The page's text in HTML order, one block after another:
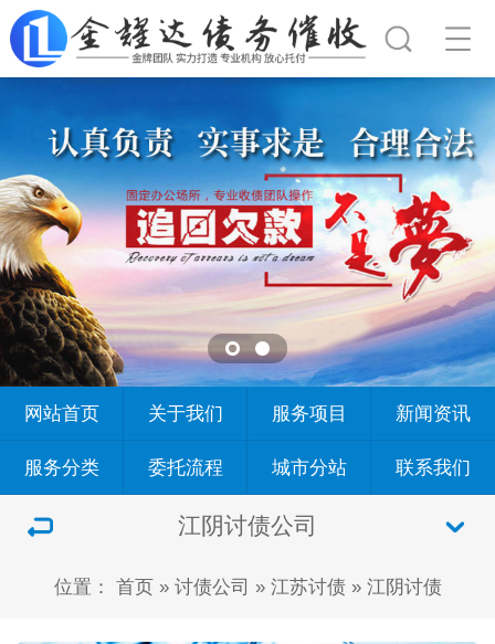
网站首页 关于我们 服务项目 新闻资讯
服务分类 委托流程 城市分站 联系我们
江阴讨债公司
位置： 首页» 讨债公司 » 江苏讨债» 江阴讨债